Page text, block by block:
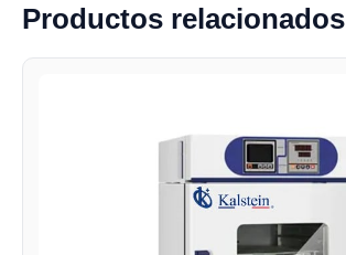
Productos relacionados